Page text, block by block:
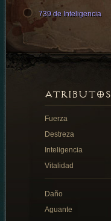
739 de Inteligencia
ATRIBUTOS
Fuerza
Destreza
Inteligencia
Vitalidad
Daño
Aguante